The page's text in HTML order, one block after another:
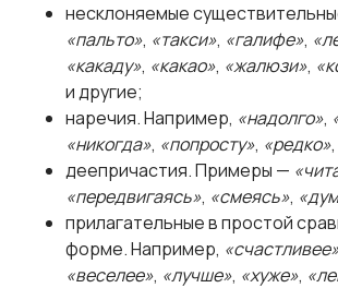
несклоняемые
«пальто», «такси», «галифе»,
«какаду», «какао», «жалюзи»,
и другие;
наречия. Например, «надолго»,
«никогда», «попросту», «редко»,
деепричастия. Примеры —
«передвигаясь», «смеясь»,
прилагательные в простой
форме. Например,
«веселее», «лучше», «хуже»,